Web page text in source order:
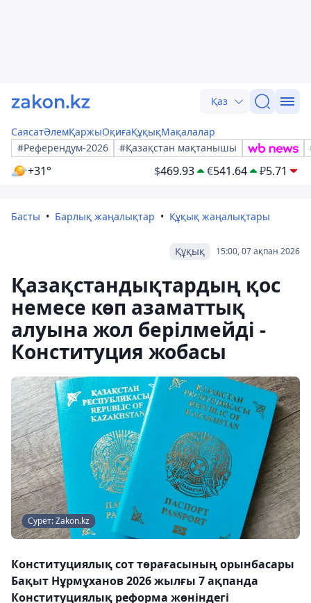
Қаз
СаясатӘлемҚаржыОқиғаҚұқықМақалалар
#Референдум-2026
#Қазақстан мақтанышы
+31° $469.93 €541.64 ₽5.71
Басты Барлық жаңалықтар Құқық жаңалықтары
15:00, 07 ақпан 2026
Құқық
Қазақстандықтардың қос
немесе көп азаматтық
алуына жол берілмейді -
Конституция жобасы
Сурет: Zakon.kz
Конституциялық сот төрағасының орынбасары
Бақыт Нұрмұханов 2026 жылғы 7 ақпанда
Конституциялық реформа жөніндегі